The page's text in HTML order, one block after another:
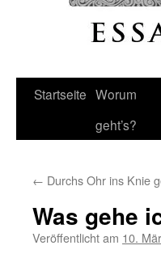
Startseite Worum
geht’s?
← Durchs Ohr ins Knie
Was gehe
Veröffentlicht am 10.